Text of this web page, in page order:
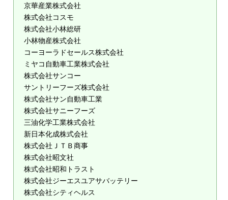
京華産業株式会社
株式会社コスモ
株式会社小林総研
小林物産株式会社
コーヨーラドセールス株式会社
ミヤコ自動車工業株式会社
株式会社サンコー
サントリーフーズ株式会社
株式会社サン自動車工業
株式会社サニーフーズ
三油化学工業株式会社
新日本化成株式会社
株式会社ＪＴＢ商事
株式会社昭文社
株式会社昭和トラスト
株式会社ジーエスユアサバッテリー
株式会社シティヘルス